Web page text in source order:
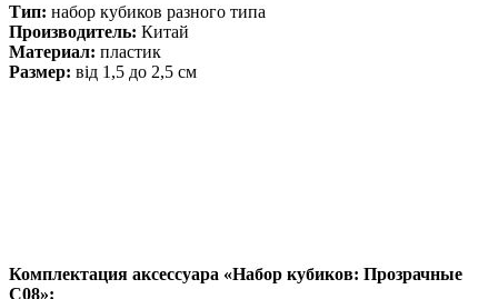
Тип: набор кубиков разного типа
Производитель: Китай
Материал: пластик
Размер: від 1,5 до 2,5 см
Комплектация аксессуара «Набор кубиков: Прозрачные
C08»: